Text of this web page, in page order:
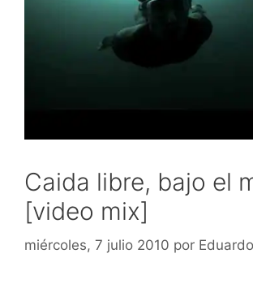
Caida libre, bajo el
[video mix]
miércoles, 7 julio 2010 por Eduardo